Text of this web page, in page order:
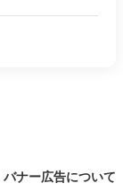
バナー広告について